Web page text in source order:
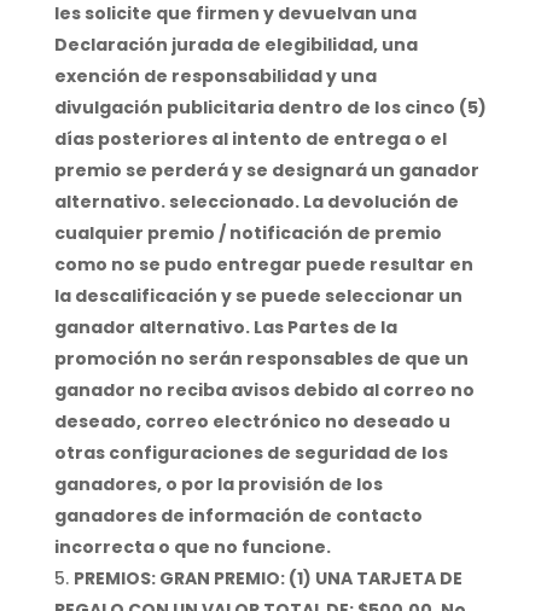
les solicite que firmen y devuelvan una
Declaración jurada de elegibilidad, una
exención de responsabilidad y una
divulgación publicitaria dentro de los cinco (5)
días posteriores al intento de entrega o el
premio se perderá y se designará un ganador
alternativo. seleccionado. La devolución de
cualquier premio / notificación de premio
como no se pudo entregar puede resultar en
la descalificación y se puede seleccionar un
ganador alternativo. Las Partes de la
promoción no serán responsables de que un
ganador no reciba avisos debido al correo no
deseado, correo electrónico no deseado u
otras configuraciones de seguridad de los
ganadores, o por la provisión de los
ganadores de información de contacto
incorrecta o que no funcione.
PREMIOS: GRAN PREMIO: (1) UNA TARJETA DE